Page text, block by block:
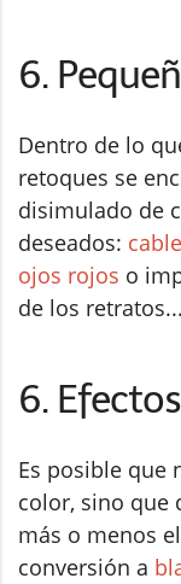
6.
Dentro de lo
retoques se
disimulado de
deseados:
ojos rojos o
de los retratos...
6.
Es posible que
color, sino que
más o menos
conversión a